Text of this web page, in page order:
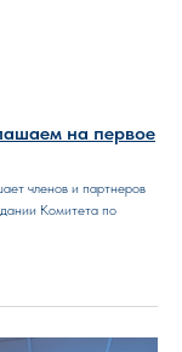
на первое
членов и партнеров
Комитета по